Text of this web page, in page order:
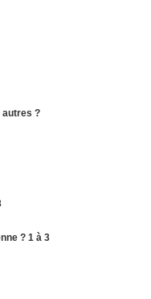
autres ?
? 1 à 3